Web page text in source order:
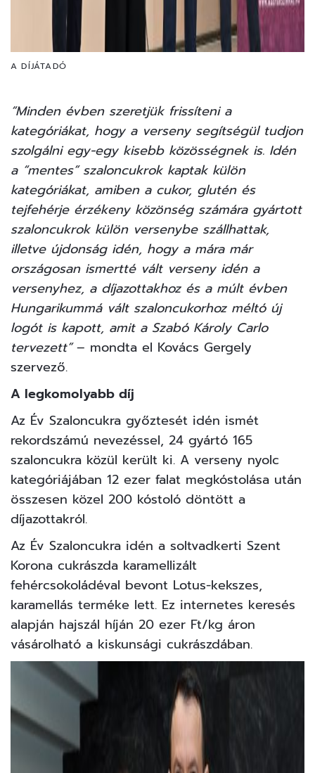
A DÍJÁTADÓ
“Minden évben szeretjük frissíteni a
kategóriákat, hogy a verseny segítségül tudjon
szolgálni egy-egy kisebb közösségnek is. Idén
a “mentes” szaloncukrok kaptak külön
kategóriákat, amiben a cukor, glutén és
tejfehérje érzékeny közönség számára gyártott
szaloncukrok külön versenybe szállhattak,
illetve újdonság idén, hogy a mára már
országosan ismertté vált verseny idén a
versenyhez, a díjazottakhoz és a múlt évben
Hungarikummá vált szaloncukorhoz méltó új
logót is kapott, amit a Szabó Károly Carlo
tervezett”– mondta el Kovács Gergely
szervező.
A legkomolyabb díj
Az Év Szaloncukra győztesét idén ismét
rekordszámú nevezéssel, 24 gyártó 165
szaloncukra közül került ki. A verseny nyolc
kategóriájában 12 ezer falat megkóstolása után
összesen közel 200 kóstoló döntött a
díjazottakról.
Az Év Szaloncukra idén a soltvadkerti Szent
Korona cukrászda karamellizált
fehércsokoládéval bevont Lotus-kekszes,
karamellás terméke lett. Ez internetes keresés
alapján hajszál híján 20 ezer Ft/kg áron
vásárolható a kiskunsági cukrászdában.